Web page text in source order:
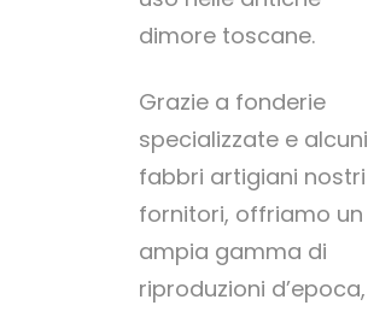
dimore toscane.
Grazie a fonderie
specializzate e alcuni
fabbri artigiani nostri
fornitori, offriamo un
ampia gamma di
riproduzioni d’epoca,